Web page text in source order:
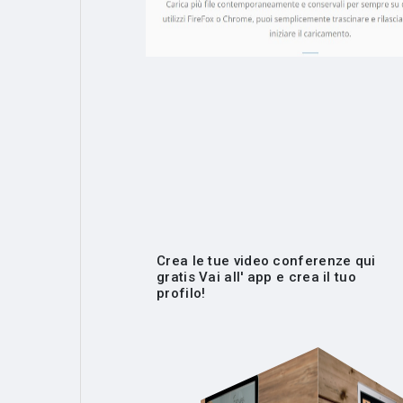
Crea le tue video conferenze qui
gratis Vai all' app e crea il tuo
profilo!